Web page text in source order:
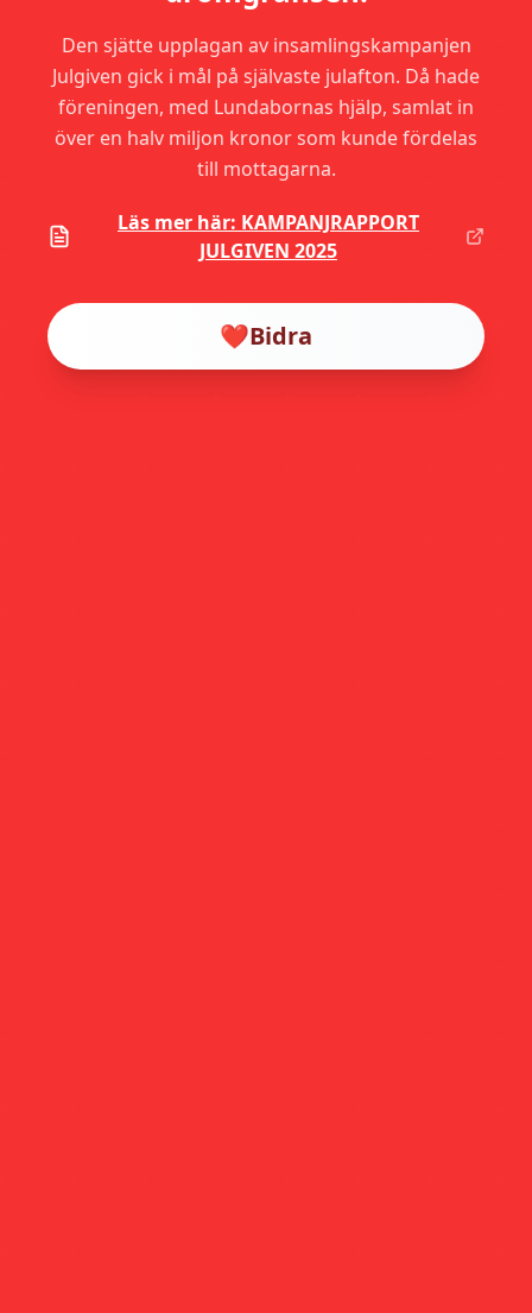
Den sjätte upplagan av insamlingskampanjen
Julgiven gick i mål på självaste julafton. Då hade
föreningen, med Lundabornas hjälp, samlat in
över en halv miljon kronor som kunde fördelas
till mottagarna.
Läs mer här: KAMPANJRAPPORT
JULGIVEN 2025
❤️Bidra